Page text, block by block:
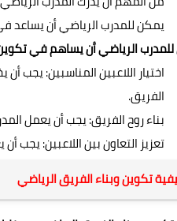
يمكن للمدرب الرياضي أن يساعد في
الرياضي أن يساهم في
اختيار اللاعبين المناسبين: يجب
الفريق.
بناء روح الفريق: يجب أن يعمل
تعزيز التعاون بين اللاعبين: يجب
تكوين وبناء الفريق الرياضي